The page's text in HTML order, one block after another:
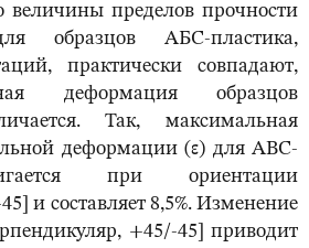
величины пределов прочности
образцов АБС-пластика,
практически совпадают,
деформация образцов
Так, максимальная
деформации (ε) для АВС-
при ориентации
и составляет 8,5%. Изменение
+45/-45] приводит